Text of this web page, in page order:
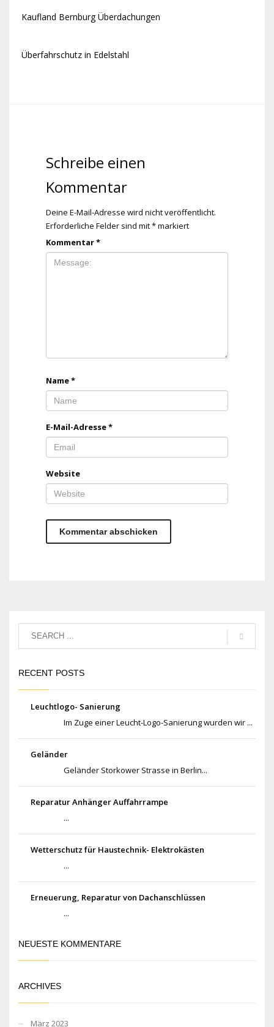
Kaufland Bernburg Überdachungen
Überfahrschutz in Edelstahl
Schreibe einen
Kommentar
Deine E-Mail-Adresse wird nicht veröffentlicht.
Erforderliche Felder sind mit*markiert
Kommentar*
Name*
E-Mail-Adresse*
Website
RECENT POSTS
Leuchtlogo- Sanierung
Im Zuge einer Leucht-Logo-Sanierung wurden wir ...
Geländer
Geländer Storkower Strasse in Berlin...
Reparatur Anhänger Auffahrrampe
...
Wetterschutz für Haustechnik- Elektrokästen
...
Erneuerung, Reparatur von Dachanschlüssen
...
NEUESTE KOMMENTARE
ARCHIVES
März 2023